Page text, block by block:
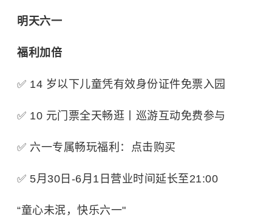
明天六一
福利加倍
✅ 14 岁以下儿童凭有效身份证件免票入园
✅ 10 元门票全天畅逛丨巡游互动免费参与
✅ 六一专属畅玩福利：点击购买
✅ 5月30日-6月1日营业时间延长至21:00
“童心未泯，快乐六一"